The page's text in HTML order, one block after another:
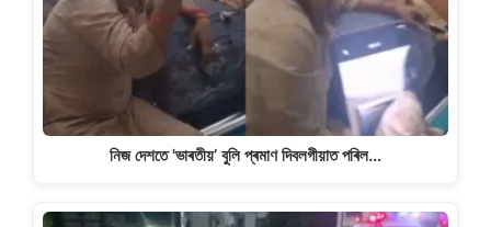
নিজ দেশতে 'ভাৰতীয়’ বুলি প্ৰমাণ দিবলগীয়াত পৰিল…